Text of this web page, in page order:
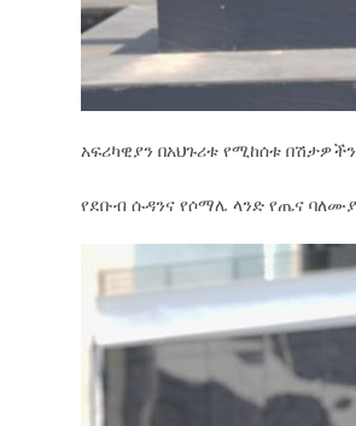
አፍሪካዊያን በአህጉሪቱ የሚከሰቱ
የደቡብ ሱዳንና የሶማሌ ላንድ የጤና